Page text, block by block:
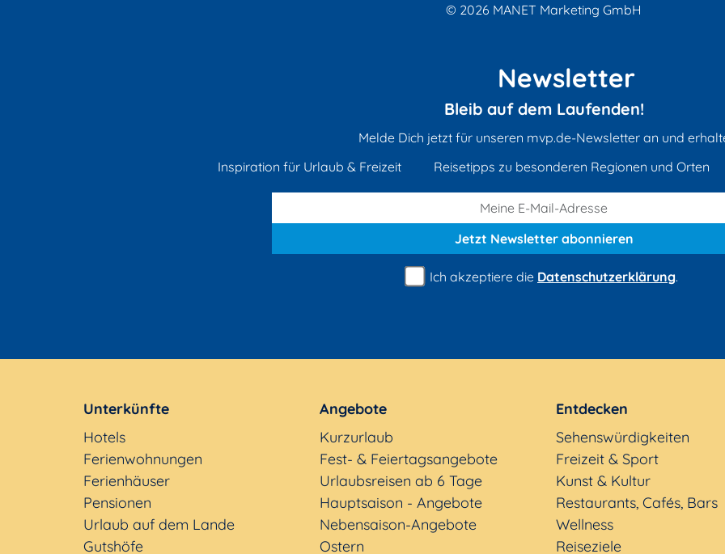
© 2026 MANET Marketing GmbH
Newsletter
Bleib auf dem Laufenden!
Melde Dich jetzt für unseren mvp.de-Newsletter an und
Inspiration für Urlaub & Freizeit
Reisetipps zu besonderen Regionen und Orten
Jetzt Newsletterabonnieren
Ich akzeptiere die Datenschutzerklärung.
Unterkünfte
Hotels
Ferienwohnungen
Ferienhäuser
Pensionen
Urlaub auf dem Lande
Gutshöfe
Angebote
Kurzurlaub
Fest- & Feiertagsangebote
Urlaubsreisen ab 6 Tage
Hauptsaison - Angebote
Nebensaison-Angebote
Ostern
Entdecken
Sehenswürdigkeiten
Freizeit & Sport
Kunst & Kultur
Restaurants, Cafés, Bars
Wellness
Reiseziele